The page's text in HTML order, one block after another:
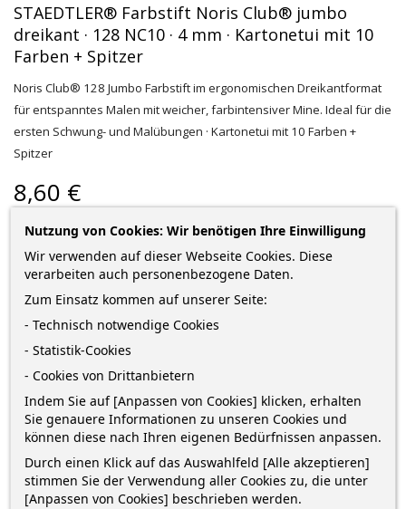
STAEDTLER® Farbstift Noris Club® jumbo
dreikant · 128 NC10 · 4 mm · Kartonetui mit 10
Farben + Spitzer
Noris Club® 128 Jumbo Farbstift im ergonomischen Dreikantformat
für entspanntes Malen mit weicher, farbintensiver Mine. Ideal für die
ersten Schwung- und Malübungen · Kartonetui mit 10 Farben +
Spitzer
8,60 €
zzgl. Versandkosten * Lieferung in 2-5 Werktagen*
Menge
IN DEN WARENKORB

Nutzung von Cookies: Wir benötigen Ihre Einwilligung
Wir verwenden auf dieser Webseite Cookies. Diese
verarbeiten auch personenbezogene Daten.
Zum Einsatz kommen auf unserer Seite:
- Technisch notwendige Cookies
- Statistik-Cookies
- Cookies von Drittanbietern
Indem Sie auf [Anpassen von Cookies] klicken, erhalten
Sie genauere Informationen zu unseren Cookies und
können diese nach Ihren eigenen Bedürfnissen anpassen.
Durch einen Klick auf das Auswahlfeld [Alle akzeptieren]
stimmen Sie der Verwendung aller Cookies zu, die unter
[Anpassen von Cookies] beschrieben werden.